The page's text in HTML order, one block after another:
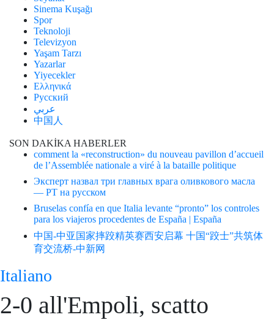
Sinema Kuşağı
Spor
Teknoloji
Televizyon
Yaşam Tarzı
Yazarlar
Yiyecekler
Ελληνικά
Русский
عربي
中国人
SON DAKİKA HABERLER
comment la «reconstruction» du nouveau pavillon d’accueil
de l’Assemblée nationale a viré à la bataille politique
Эксперт назвал три главных врага оливкового масла
— РТ на русском
Bruselas confía en que Italia levante “pronto” los controles
para los viajeros procedentes de España | España
中国-中亚国家摔跤精英赛西安启幕 十国“跤士”共筑体
育交流桥-中新网
Italiano
2-0 all'Empoli, scatto